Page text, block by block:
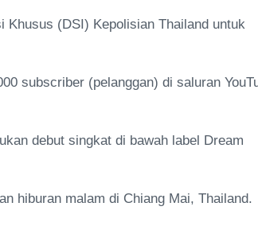
(DSI) Kepolisian Thailand untuk
subscriber (pelanggan) di saluran
debut singkat di bawah label Dream
hiburan malam di Chiang Mai, Thailand.